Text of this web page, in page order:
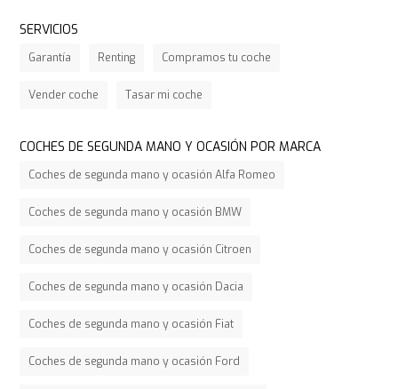
SERVICIOS
Garantía Renting Compramos tu coche
Vender coche Tasar mi coche
COCHES DE SEGUNDA MANO Y OCASIÓN POR MARCA
Coches de segunda mano y ocasión Alfa Romeo
Coches de segunda mano y ocasión BMW
Coches de segunda mano y ocasión Citroen
Coches de segunda mano y ocasión Dacia
Coches de segunda mano y ocasión Fiat
Coches de segunda mano y ocasión Ford